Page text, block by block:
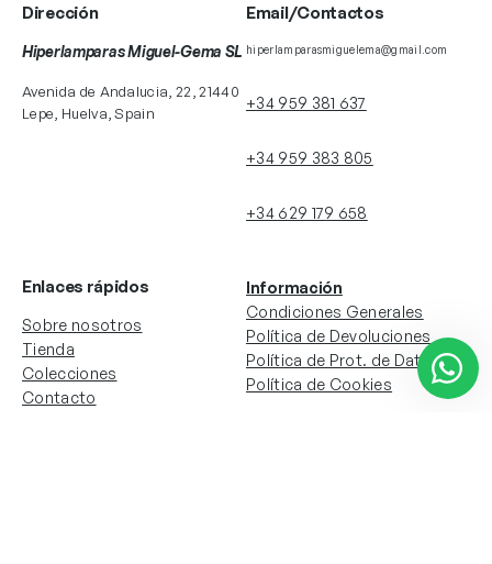
Dirección
Hiperlamparas Miguel-Gema SL
Avenida de Andalucia, 22, 21440
Lepe, Huelva, Spain
Email/Contactos
hiperlamparasmiguelema@gmail.com
+34 959 381 637
+34 959 383 805
+34 629 179 658
Enlaces rápidos
Sobre nosotros
Tienda
Colecciones
Contacto
Información
Condiciones Generales
Política de Devoluciones
Política de Prot. de Datos
Política de Cookies